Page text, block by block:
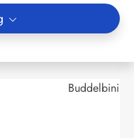
Buddelbini